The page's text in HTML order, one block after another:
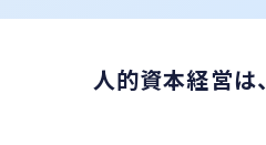
人的資本経営は、